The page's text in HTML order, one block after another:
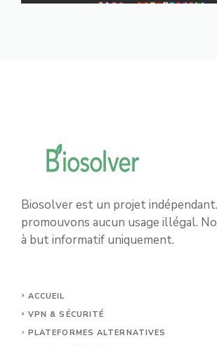
Biosolver est un projet
promouvons aucun usage illégal.
à but informatif uniquement.
ACCUEIL
VPN & SÉCURITÉ
PLATEFORMES ALTERNATIVES